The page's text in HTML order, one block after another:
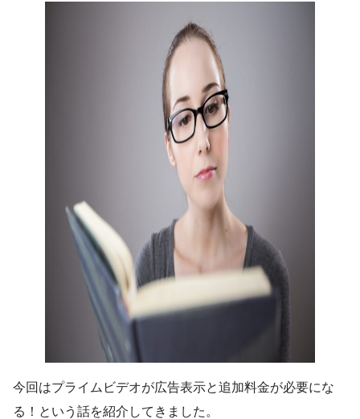
今回はプライムビデオが広告表示と追加料金が必要にな
る！という話を紹介してきました。